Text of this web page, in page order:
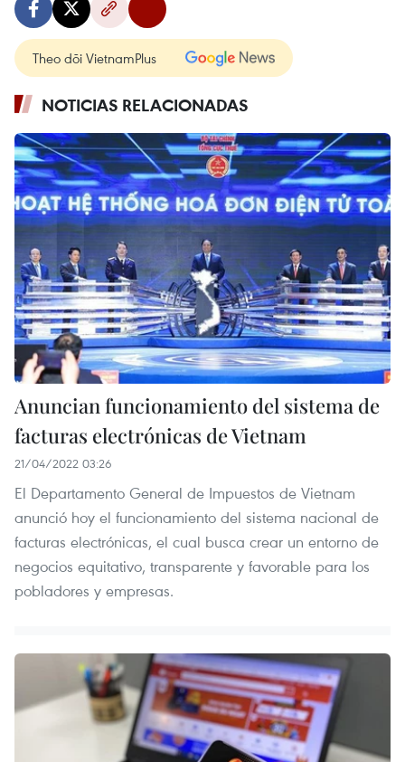
Theo dõi VietnamPlus
NOTICIAS RELACIONADAS
Anuncian funcionamiento del sistema de
facturas electrónicas de Vietnam
21/04/2022 03:26
El Departamento General de Impuestos de Vietnam
anunció hoy el funcionamiento del sistema nacional de
facturas electrónicas, el cual busca crear un entorno de
negocios equitativo, transparente y favorable para los
pobladores y empresas.